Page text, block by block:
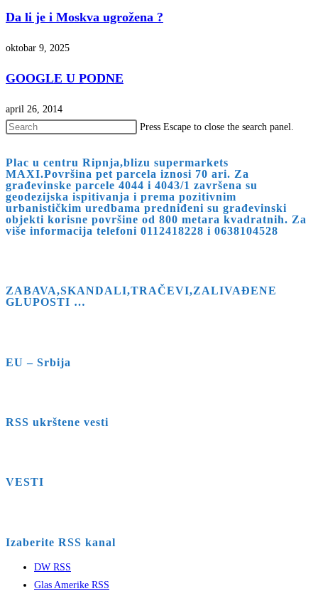
Da li je i Moskva ugrožena ?
oktobar 9, 2025
GOOGLE U PODNE
april 26, 2014
Press Escape to close the search panel.
Plac u centru Ripnja,blizu supermarkets
MAXI.Površina pet parcela iznosi 70 ari. Za
građevinske parcele 4044 i 4043/1 završena su
geodezijska ispitivanja i prema pozitivnim
urbanističkim uredbama predniđeni su građevinski
objekti korisne površine od 800 metara kvadratnih. Za
više informacija telefoni 0112418228 i 0638104528
ZABAVA,SKANDALI,TRAČEVI,ZALIVAĐENE
GLUPOSTI …
EU – Srbija
RSS ukrštene vesti
VESTI
Izaberite RSS kanal
DW RSS
Glas Amerike RSS